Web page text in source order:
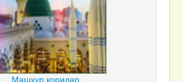
Машҳур қорилар